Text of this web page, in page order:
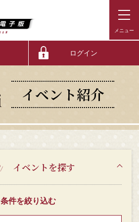
ログイン
イベント紹介
イベントを探す
条件を絞り込む